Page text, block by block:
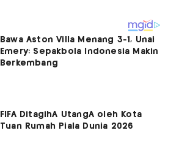
Bawa Aston Villa Menang 3-1, Unai
Emery: Sepakbola Indonesia Makin
Berkembang
FIFA DitagihÂ UtangÂ oleh Kota
Tuan Rumah Piala Dunia 2026